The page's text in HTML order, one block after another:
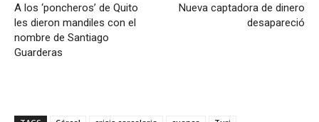
A los ‘poncheros’ de Quito
les dieron mandiles con el
nombre de Santiago
Guarderas
Nueva captadora de dinero
desapareció